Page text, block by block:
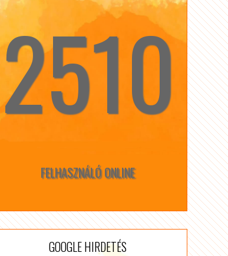
2510 ☆
FELHASZNÁLÓ ONLINE
GOOGLE HIRDETÉS